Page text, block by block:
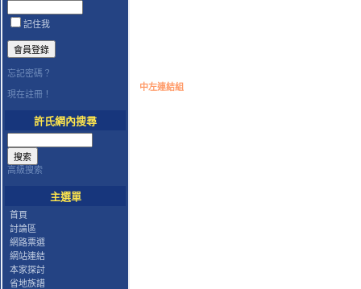
記住我
忘記密碼？
現在註冊！
許氏網內搜尋
高級搜索
主選單
首頁
討論區
網路票選
網站連結
本家探討
省地族譜
中左連結組